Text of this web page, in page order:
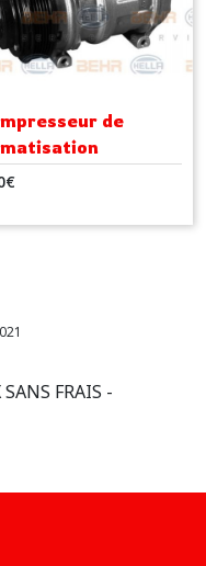
de
€
FRAIS -